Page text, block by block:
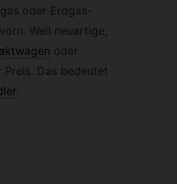
oder Erdgas-
Weil neuartige,
oder
Das bedeutet
.